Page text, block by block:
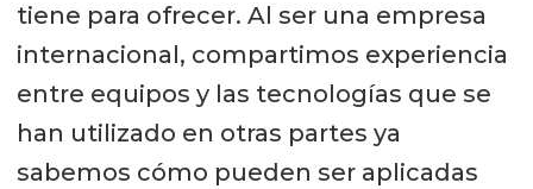
tiene para ofrecer. Al ser una empresa
internacional, compartimos experiencia
entre equipos y las tecnologías que se
han utilizado en otras partes ya
sabemos cómo pueden ser aplicadas